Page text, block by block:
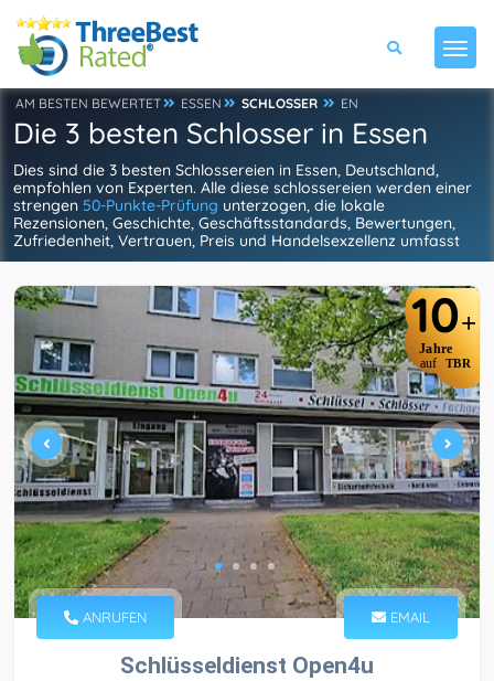
AM BESTEN BEWERTET ESSEN SCHLOSSER EN
Die 3 besten Schlosser in Essen
Dies sind die 3 besten Schlossereien in Essen, Deutschland,
empfohlen von Experten. Alle diese schlossereien werden einer
strengen 50-Punkte-Prüfung unterzogen, die lokale
Rezensionen, Geschichte, Geschäftsstandards, Bewertungen,
Zufriedenheit, Vertrauen, Preis und Handelsexzellenz umfasst
10+
Jahre
auf TBR
ANRUFEN EMAIL
Schlüsseldienst Open4u